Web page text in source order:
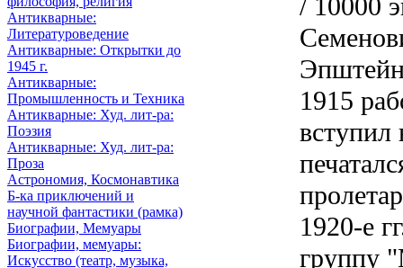
Антикварные:
Литературоведение
Антикварные: Открытки до
1945 г.
Антикварные:
Промышленность и Техника
Антикварные: Худ. лит-ра:
Поэзия
Антикварные: Худ. лит-ра:
Проза
Астрономия, Космонавтика
Б-ка приключений и
научной фантастики (рамка)
Биографии, Мемуары
Биографии, мемуары:
Искусство (театр, музыка,
/ 10000
1915
1920-е
группу